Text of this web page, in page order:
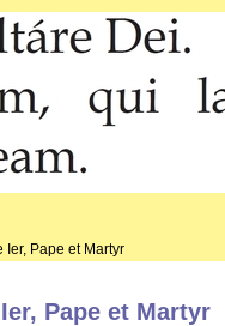
Ier, Pape et Martyr
Pape et Martyr